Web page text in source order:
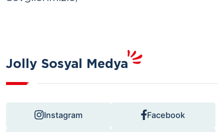
Jolly Sosyal Medya
Instagram Facebook